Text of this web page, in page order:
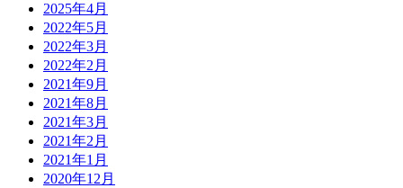
2025年4月
2022年5月
2022年3月
2022年2月
2021年9月
2021年8月
2021年3月
2021年2月
2021年1月
2020年12月